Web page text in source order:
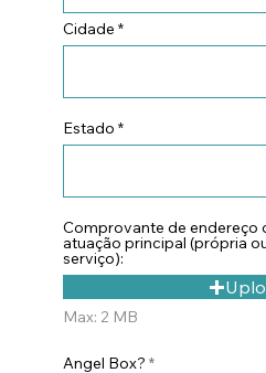
Cidade
Estado
Comprovante de endereço
atuação principal (própria
serviço):
Max: 2 MB
Angel Box? *